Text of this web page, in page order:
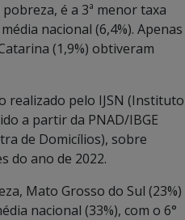
é a 3ª menor taxa
nacional (6,4%). Apenas
(1,9%) obtiveram
realizado pelo IJSN (Instituto
a partir da PNAD/IBGE
de Domicílios), sobre
do ano de 2022.
Mato Grosso do Sul (23%)
nacional (33%), com o 6°